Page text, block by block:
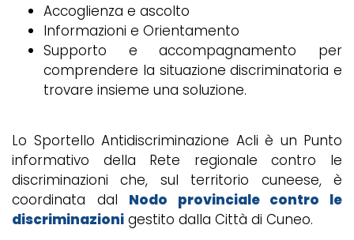
Accoglienza e ascolto
Informazioni e Orientamento
Supporto e accompagnamento per
comprendere la situazione discriminatoria e
trovare insieme una soluzione.
Lo Sportello Antidiscriminazione Acli è un Punto
informativo della Rete regionale contro le
discriminazioni che, sul territorio cuneese, è
coordinata dal Nodo provinciale contro le
discriminazioni gestito dalla Città di Cuneo.